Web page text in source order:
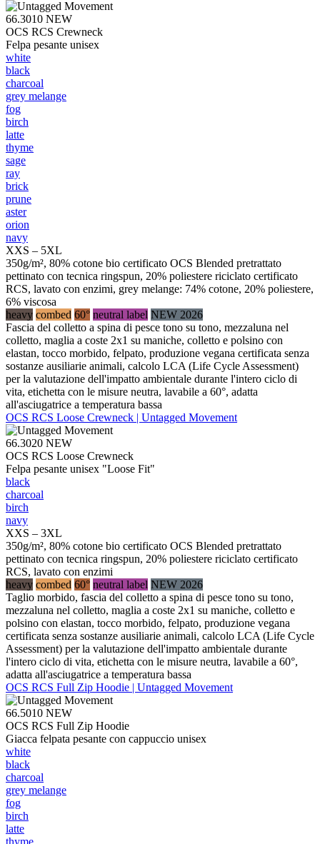
66.3010 NEW
OCS RCS Crewneck
Felpa pesante unisex
white
black
charcoal
grey melange
fog
birch
latte
thyme
sage
ray
brick
prune
aster
orion
navy
XXS – 5XL
350g/m², 80% cotone bio certificato OCS Blended pretrattato
pettinato con tecnica ringspun, 20% poliestere riciclato certificato
RCS, lavato con enzimi, grey melange: 74% cotone, 20% poliestere,
6% viscosa
heavy combed 60° neutral label NEW 2026
Fascia del colletto a spina di pesce tono su tono, mezzaluna nel
colletto, maglia a coste 2x1 su maniche, colletto e polsino con
elastan, tocco morbido, felpato, produzione vegana certificata senza
sostanze ausiliarie animali, calcolo LCA (Life Cycle Assessment)
per la valutazione dell'impatto ambientale durante l'intero ciclo di
vita, etichetta con le misure neutra, lavabile a 60°, adatta
all'asciugatrice a temperatura bassa
OCS RCS Loose Crewneck | Untagged Movement
66.3020 NEW
OCS RCS Loose Crewneck
Felpa pesante unisex "Loose Fit"
black
charcoal
birch
navy
XXS – 3XL
350g/m², 80% cotone bio certificato OCS Blended pretrattato
pettinato con tecnica ringspun, 20% poliestere riciclato certificato
RCS, lavato con enzimi
heavy combed 60° neutral label NEW 2026
Taglio morbido, fascia del colletto a spina di pesce tono su tono,
mezzaluna nel colletto, maglia a coste 2x1 su maniche, colletto e
polsino con elastan, tocco morbido, felpato, produzione vegana
certificata senza sostanze ausiliarie animali, calcolo LCA (Life Cycle
Assessment) per la valutazione dell'impatto ambientale durante
l'intero ciclo di vita, etichetta con le misure neutra, lavabile a 60°,
adatta all'asciugatrice a temperatura bassa
OCS RCS Full Zip Hoodie | Untagged Movement
66.5010 NEW
OCS RCS Full Zip Hoodie
Giacca felpata pesante con cappuccio unisex
white
black
charcoal
grey melange
fog
birch
latte
thyme